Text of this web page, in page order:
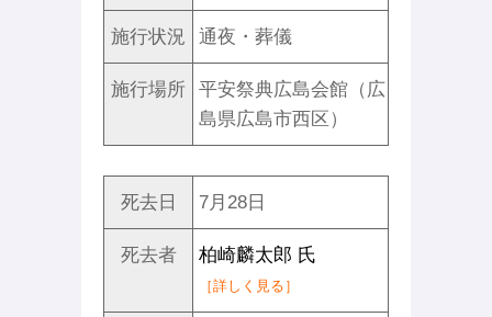
施行状況 通夜・葬儀
施行場所
平安祭典広島会館（広
島県広島市西区）
死去日 7月28日
死去者 柏崎麟太郎 氏
［詳しく見る］